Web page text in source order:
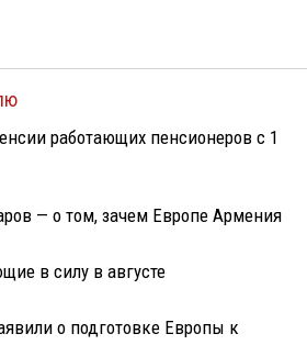
работающих пенсионеров с 1
— о том, зачем Европе Армения
в силу в августе
о подготовке Европы к